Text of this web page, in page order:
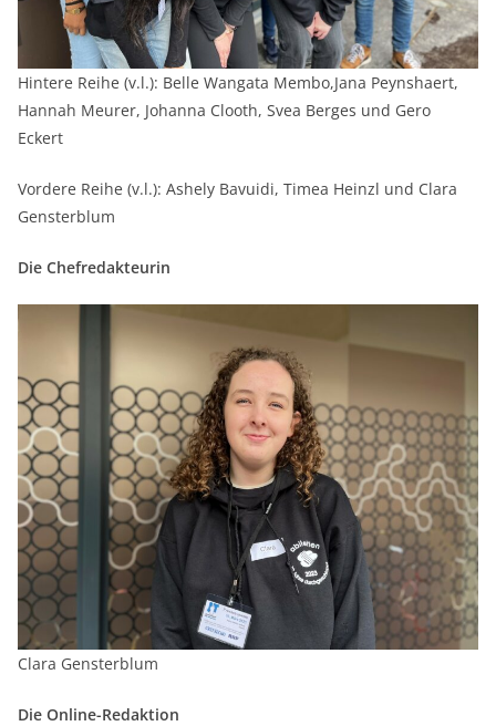
Hintere Reihe (v.l.): Belle Wangata Membo,Jana Peynshaert,
Hannah Meurer, Johanna Clooth, Svea Berges und Gero
Eckert
Vordere Reihe (v.l.): Ashely Bavuidi, Timea Heinzl und Clara
Gensterblum
Die Chefredakteurin
Clara Gensterblum
Die Online-Redaktion